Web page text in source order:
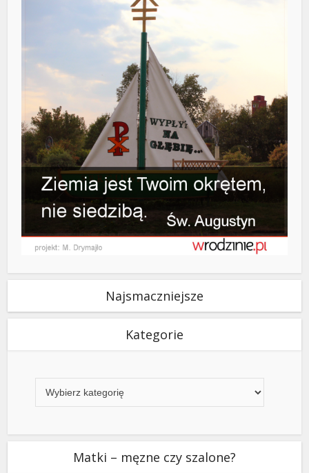
Najsmaczniejsze
Kategorie
Matki – męzne czy szalone?